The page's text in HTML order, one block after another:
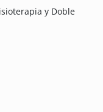
y Doble